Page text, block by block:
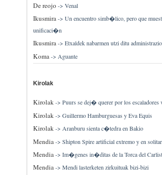
De reojo -> Venal
Ikusmira-> Un encuentro simb�lico, pero que
unificaci�n
Ikusmira-> Etxaldek nabarmen utzi ditu
Koma-> Aguante
Kirolak
Kirolak-> Puurs se dej� querer por los escaladores
Kirolak-> Guillermo Hamburguesas y Eva Equis
Kirolak-> Aranburu sienta c�tedra en Bakio
Mendia-> Shipton Spire artificial extremo y en
Mendia-> Im�genes in�ditas de la Torca del
Mendia-> Mendi lasterketen zirkuituak bizi-bizi